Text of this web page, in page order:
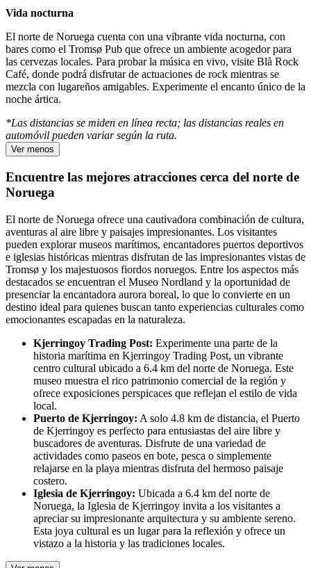
Vida nocturna
El norte de Noruega cuenta con una vibrante vida nocturna, con
bares como el Tromsø Pub que ofrece un ambiente acogedor para
las cervezas locales. Para probar la música en vivo, visite Blå Rock
Café, donde podrá disfrutar de actuaciones de rock mientras se
mezcla con lugareños amigables. Experimente el encanto único de la
noche ártica.
*Las distancias se miden en línea recta; las distancias reales en
automóvil pueden variar según la ruta.
Ver menos
Encuentre las mejores atracciones cerca del norte de
Noruega
El norte de Noruega ofrece una cautivadora combinación de cultura,
aventuras al aire libre y paisajes impresionantes. Los visitantes
pueden explorar museos marítimos, encantadores puertos deportivos
e iglesias históricas mientras disfrutan de las impresionantes vistas de
Tromsø y los majestuosos fiordos noruegos. Entre los aspectos más
destacados se encuentran el Museo Nordland y la oportunidad de
presenciar la encantadora aurora boreal, lo que lo convierte en un
destino ideal para quienes buscan tanto experiencias culturales como
emocionantes escapadas en la naturaleza.
Kjerringoy Trading Post: Experimente una parte de la
historia marítima en Kjerringoy Trading Post, un vibrante
centro cultural ubicado a 6.4 km del norte de Noruega. Este
museo muestra el rico patrimonio comercial de la región y
ofrece exposiciones perspicaces que reflejan el estilo de vida
local.
Puerto de Kjerringoy: A solo 4.8 km de distancia, el Puerto
de Kjerringoy es perfecto para entusiastas del aire libre y
buscadores de aventuras. Disfrute de una variedad de
actividades como paseos en bote, pesca o simplemente
relajarse en la playa mientras disfruta del hermoso paisaje
costero.
Iglesia de Kjerringoy: Ubicada a 6.4 km del norte de
Noruega, la Iglesia de Kjerringoy invita a los visitantes a
apreciar su impresionante arquitectura y su ambiente sereno.
Esta joya cultural es un lugar para la reflexión y ofrece un
vistazo a la historia y las tradiciones locales.